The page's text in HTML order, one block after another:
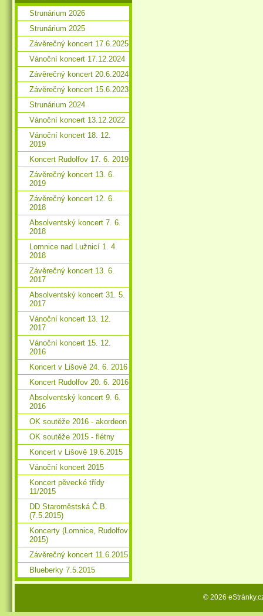
Strunárium 2026
Strunárium 2025
Závěrečný koncert 17.6.2025
Vánoční koncert 17.12.2024
Závěrečný koncert 20.6.2024
Závěrečný koncert 15.6.2023
Strunárium 2024
Vánoční koncert 13.12.2022
Vánoční koncert 18. 12.
2019
Koncert Rudolfov 17. 6. 2019
Závěrečný koncert 13. 6.
2019
Závěrečný koncert 12. 6.
2018
Absolventský koncert 7. 6.
2018
Lomnice nad Lužnicí 1. 4.
2018
Závěrečný koncert 13. 6.
2017
Absolventský koncert 31. 5.
2017
Vánoční koncert 13. 12.
2017
Vánoční koncert 15. 12.
2016
Koncert v Lišově 24. 6. 2016
Koncert Rudolfov 20. 6. 2016
Absolventský koncert 9. 6.
2016
OK soutěže 2016 - akordeon
OK soutěže 2015 - flétny
Koncert v Lišově 19.6.2015
Vánoční koncert 2015
Koncert pěvecké třídy
11/2015
DD Staroměstská Č.B.
(7.5.2015)
Koncerty (Lomnice, Rudolfov
2015)
Závěrečný koncert 11.6.2015
Blueberky 7.5.2015
© 2026